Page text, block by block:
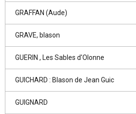
GRAFFAN (Aude)
GRAVE, blason
GUERIN , Les Sables d'Olonne
GUICHARD : Blason de Jean Guic
GUIGNARD